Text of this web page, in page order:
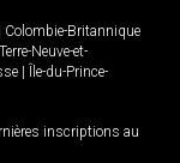
Colombie-Britannique
Terre-Neuve-et-
Île-du-Prince-
inscriptions au